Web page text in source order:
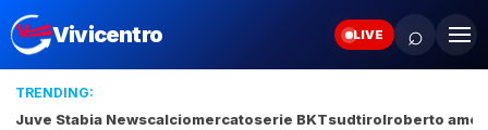
Vivicentro LIVE ⌕
TRENDING:
Juve Stabia Newscalciomercatoserie BKTsudtirolroberto